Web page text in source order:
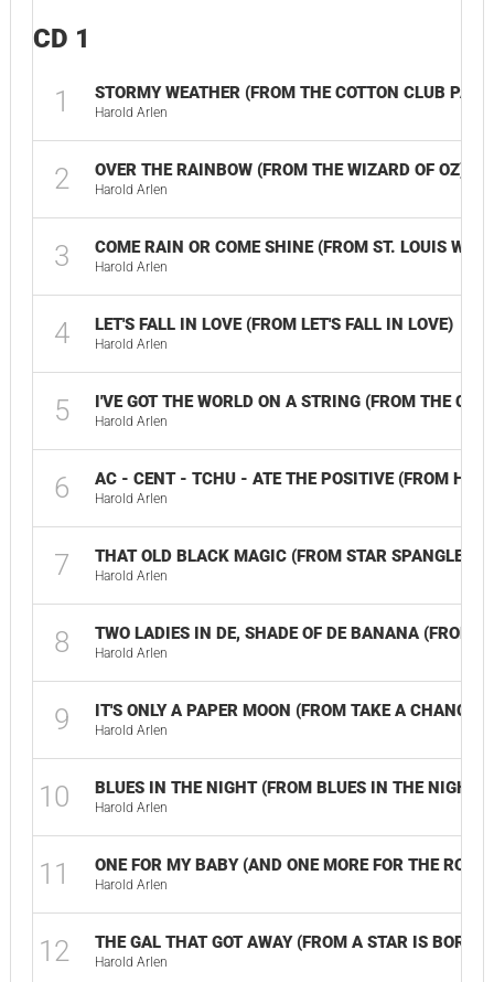
CD 1
1 STORMY WEATHER (FROM THE COTTON CLUB
Harold Arlen
2 OVER THE RAINBOW (FROM THE WIZARD OF OZ)
Harold Arlen
3 COME RAIN OR COME SHINE (FROM ST. LOUIS
Harold Arlen
4 LET'S FALL IN LOVE (FROM LET'S FALL IN LOVE)
Harold Arlen
5 I'VE GOT THE WORLD ON A STRING (FROM THE
Harold Arlen
6 AC - CENT - TCHU - ATE THE POSITIVE (FROM
Harold Arlen
7 THAT OLD BLACK MAGIC (FROM STAR SPANGLED
Harold Arlen
8 TWO LADIES IN DE, SHADE OF DE BANANA (FROM
Harold Arlen
9 IT'S ONLY A PAPER MOON (FROM TAKE A CHANCE)
Harold Arlen
10 BLUES IN THE NIGHT (FROM BLUES IN THE NIGHT)
Harold Arlen
11 ONE FOR MY BABY (AND ONE MORE FOR THE
Harold Arlen
12 THE GAL THAT GOT AWAY (FROM A STAR IS BORN)
Harold Arlen